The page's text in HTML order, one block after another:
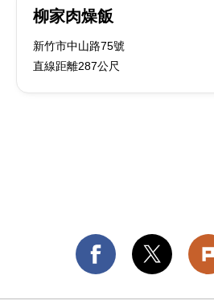
柳家肉燥飯
新竹市中山路75號
直線距離287公尺